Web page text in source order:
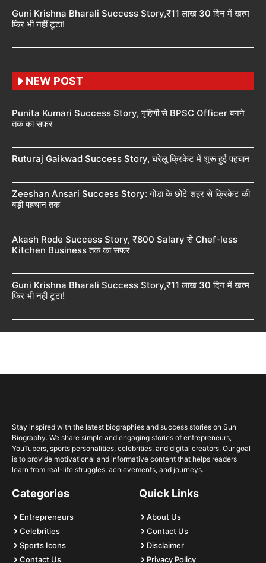
Guni Krishna Bharali Success Story,₹11 लाख 30 दिन में खत्म
फिर भी नहीं टूटा!
NEW POST
Punita Kumari Success Story, गृहिणी से BPSC Officer बनने
तक का सफर
Ruturaj Gaikwad Success Story, घरेलू क्रिकेट में शुरू हुई पहचान
Zeeshan Ansari Success Story: गोंडा के छोटे शहर से क्रिकेट की
बड़ी पहचान तक
Akash Rode Success Story, ₹800 Salary से Chef-less
Kitchen Business तक का सफर
Guni Krishna Bharali Success Story,₹11 लाख 30 दिन में खत्म
फिर भी नहीं टूटा!
Stay inspired with the latest biographies and success stories on Sun
Biography. We share simple and engaging stories of entrepreneurs,
YouTubers, sports personalities, celebrities, and digital creators. Our goal
is to provide motivational and informative content that helps readers
learn from real-life struggles, achievements, and journeys.
Categories
Entrepreneurs
Celebrities
Sports Icons
Contact Us
Quick Links
About Us
Contact Us
Disclaimer
Privacy Policy